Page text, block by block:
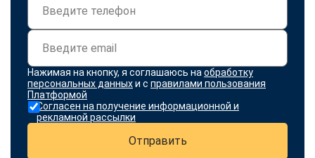
Нажимая на кнопку, я соглашаюсь на обработку
персональных данныхи с правилами пользования
Платформой
Согласен на получение информационной и
рекламной рассылки
Отправить